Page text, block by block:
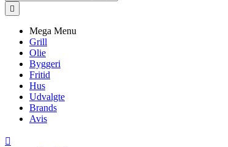

Mega Menu
Grill
Olie
Byggeri
Fritid
Hus
Udvalgte
Brands
Avis
